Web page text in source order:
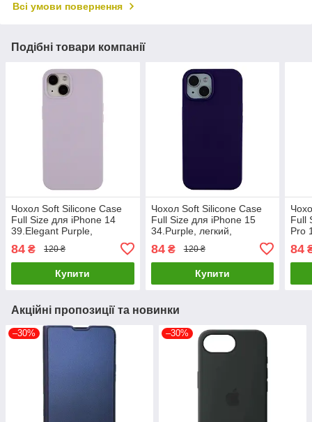
Всі умови повернення
Подібні товари компанії
Чохол Soft Silicone Case
Full Size для iPhone 14
39.Elegant Purple,
класичний
84 ₴ 120 ₴
Купити
Чохол Soft Silicone Case
Full Size для iPhone 15
34.Purple, легкий,
класичний, силіконовий, 6
міс. гарантії
84₴ 120 ₴
Купити
Full
Pro
84
Акційні пропозиції та новинки
–30% –30%